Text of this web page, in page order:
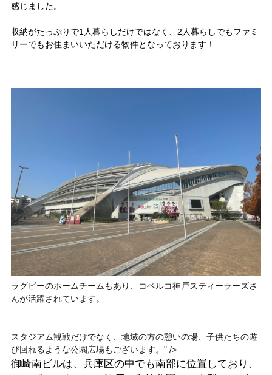
感じました。
収納がたっぷりで1人暮らしだけではなく、2人暮らしでもファミ
リーでもお住まいいただける物件となっております！
ラグビーのホームチームもあり、コベルコ神戸スティーラーズさ
んが活躍されています。
スタジアム観戦だけでなく、地域の方の憩いの場、子供たちの遊
び回れるような公園広場もございます。" />
御崎南ビルは、兵庫区の中でも南部に位置しており、